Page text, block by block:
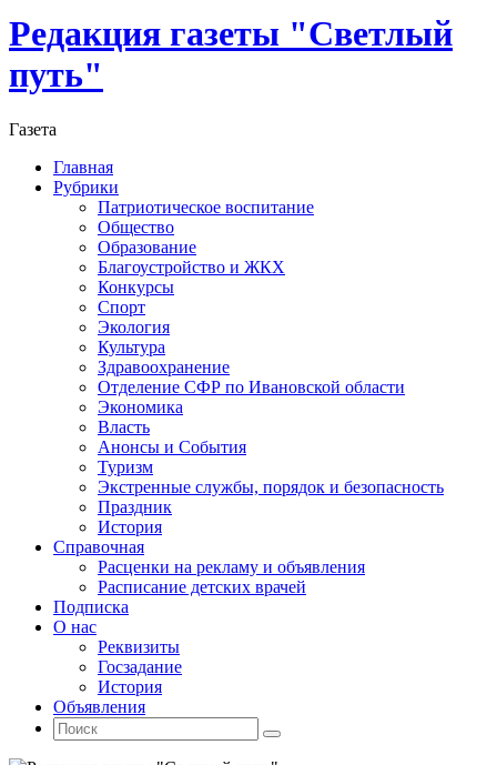
Редакция газеты "Светлый
путь"
Газета
Промотать
содержимому
Главная
Рубрики
Патриотическое воспитание
Общество
Образование
Благоустройство и ЖКХ
Конкурсы
Спорт
Экология
Культура
Здравоохранение
Отделение СФР по Ивановской области
Экономика
Власть
Анонсы и События
Туризм
Экстренные службы, порядок и безопасность
Праздник
История
Справочная
Расценки на рекламу и объявления
Расписание детских врачей
Подписка
О нас
Реквизиты
Госзадание
История
Объявления
Поиск
Искать:
Поиск